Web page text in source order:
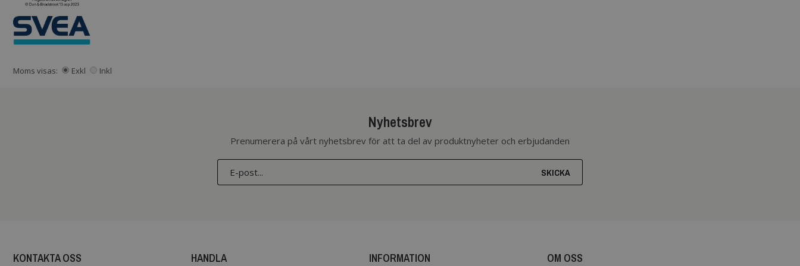
Moms visas: Exkl Inkl
Nyhetsbrev
Prenumerera på vårt nyhetsbrev för att ta del av produktnyheter och erbjudanden
SKICKA
KONTAKTA OSS HANDLA INFORMATION OM OSS